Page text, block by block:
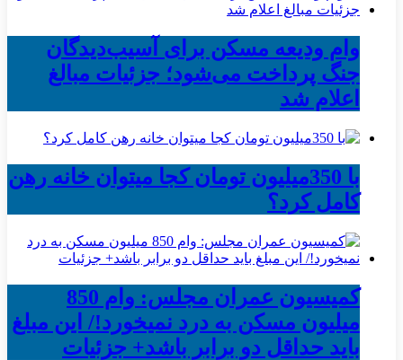
وام ودیعه مسکن برای آسیب‌دیدگان
جنگ پرداخت می‌شود؛ جزئیات مبالغ
اعلام شد
با 350میلیون تومان کجا میتوان خانه رهن
کامل کرد؟
کمیسیون عمران مجلس: وام 850
میلیون مسکن به درد نمیخورد!/ این مبلغ
باید حداقل دو برابر باشد+ جزئیات